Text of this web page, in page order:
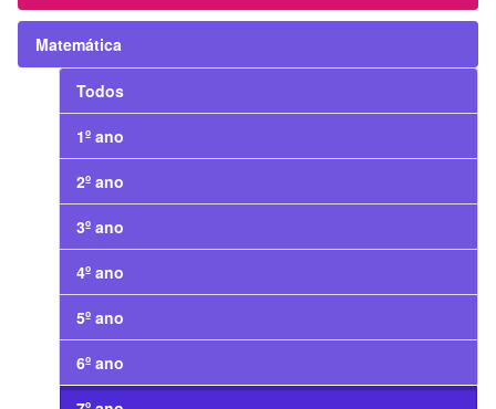
Matemática
Todos
1º ano
2º ano
3º ano
4º ano
5º ano
6º ano